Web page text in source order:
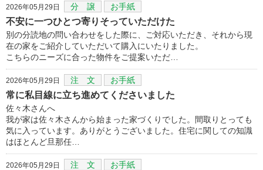
2026年05月29日 分 譲 お手紙
不安に一つひとつ寄りそっていただけた
別の分読地の問い合わせをした際に、ご対応いただき、それから現
在の家をご紹介していただいて購入にいたりました。
こちらのニーズに合った物件をご提案いただ…
2026年05月29日 注 文 お手紙
常に私目線に立ち進めてくださいました
佐々木さんへ
我が家は佐々木さんから始まった家づくりでした。間取りとっても
気に入っています。ありがとうございました。住宅に関しての知識
はほとんど旦那任…
2026年05月29日 注 文 お手紙